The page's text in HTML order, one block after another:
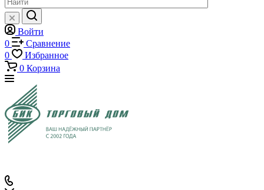
Войти
0
Сравнение
0
Избранное
0 Корзина